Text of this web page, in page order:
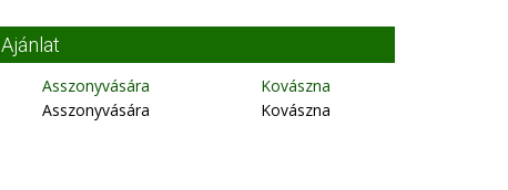
Ajánlat
Asszonyvására
Asszonyvására
Kovászna
Kovászna